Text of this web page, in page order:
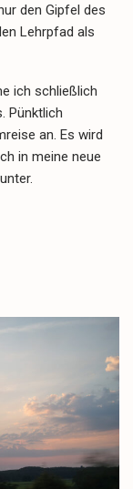
den Gipfel des
Lehrpfad als
ich schließlich
Pünktlich
an. Es wird
in meine neue